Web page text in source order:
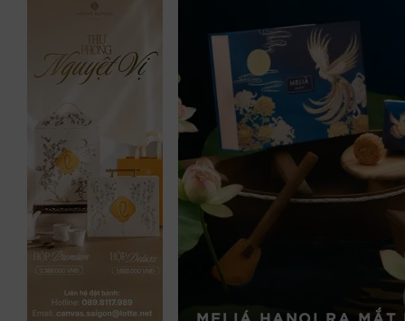
HOA TẠI HÀ NỘI:
TRÌNH VUN
HIẾU RA
CÙNG”: KHI